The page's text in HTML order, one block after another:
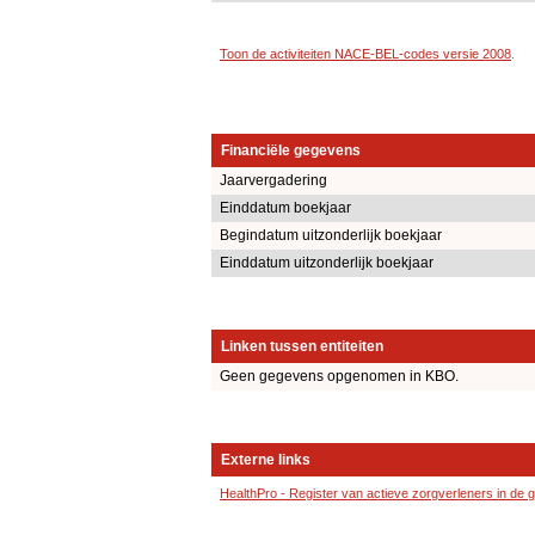
Toon de activiteiten NACE-BEL-codes versie 2008
Financiële gegevens
Jaarvergadering
Einddatum boekjaar
Begindatum uitzonderlijk boekjaar
Einddatum uitzonderlijk boekjaar
Linken tussen entiteiten
Geen gegevens opgenomen in KBO.
Externe links
HealthPro - Register van actieve zorgverleners in de